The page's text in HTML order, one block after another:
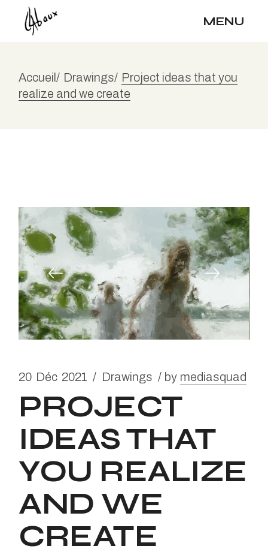
MENU
Accueil Drawings
Project ideas that you
realize and we create
20 Déc 2021 Drawings by mediasquad
PROJECT
IDEAS THAT
YOU REALIZE
AND WE
CREATE